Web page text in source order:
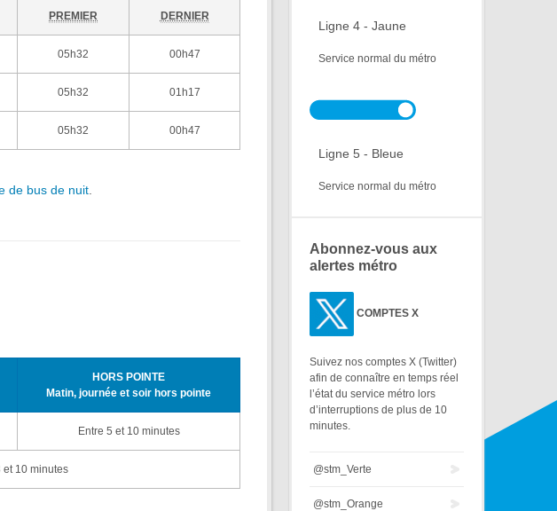
PREMIER DERNIER
05h32 00h47
05h32 01h17
05h32 00h47
de bus de nuit
HORS POINTE
Matin, journée et soir hors pointe
Entre 5 et 10 minutes
et 10 minutes
Ligne 4 - Jaune
Service normal du métro
Ligne 5 - Bleue
Service normal du métro
Abonnez-vous aux
alertes métro
COMPTES X
Suivez nos comptes X (Twitter)
afin de connaître en temps réel
l’état du service métro lors
d’interruptions de plus de 10
minutes.
@stm_Verte
@stm_Orange